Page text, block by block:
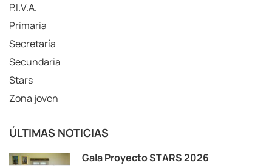
P.I.V.A.
Primaria
Secretaría
Secundaria
Stars
Zona joven
ÚLTIMAS NOTICIAS
Gala Proyecto STARS 2026